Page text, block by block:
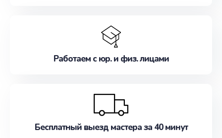
Работаем с юр. и физ. лицами
Бесплатный выезд мастера за 40 минут